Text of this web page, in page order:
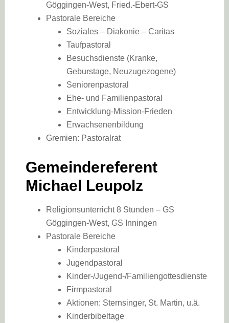
Göggingen-West, Fried.-Ebert-GS
Pastorale Bereiche
Soziales – Diakonie – Caritas
Taufpastoral
Besuchsdienste (Kranke,
Geburstage, Neuzugezogene)
Seniorenpastoral
Ehe- und Familienpastoral
Entwicklung-Mission-Frieden
Erwachsenenbildung
Gremien: Pastoralrat
Gemeindereferent
Michael Leupolz
Religionsunterricht 8 Stunden – GS
Göggingen-West, GS Inningen
Pastorale Bereiche
Kinderpastoral
Jugendpastoral
Kinder-/Jugend-/Familiengottesdienste
Firmpastoral
Aktionen: Sternsinger, St. Martin, u.ä.
Kinderbibeltage